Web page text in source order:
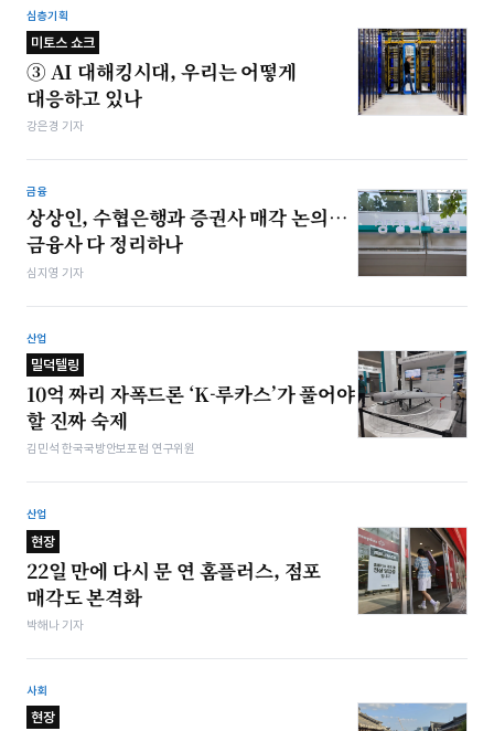
심층기획
미토스 쇼크
③ AI 대해킹시대, 우리는 어떻게
대응하고 있나
강은경 기자
금융
상상인, 수협은행과 증권사 매각 논의…
금융사 다 정리하나
심지영 기자
산업
밀덕텔링
10억 짜리 자폭드론 ‘K-루카스’가 풀어야
할 진짜 숙제
김민석 한국국방안보포럼 연구위원
산업
현장
22일 만에 다시 문 연 홈플러스, 점포
매각도 본격화
박해나 기자
사회
현장